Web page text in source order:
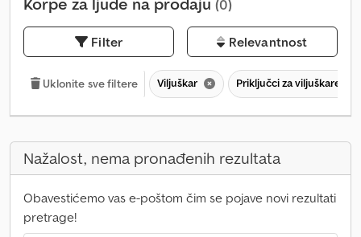
(0)
Filter Relevantnost
Uklonite sve filtere Viljuškar Priključci za viljuškare
Nažalost, nema pronađenih rezultata
Obavestićemo vas e-poštom čim se pojave novi rezultati
pretrage!